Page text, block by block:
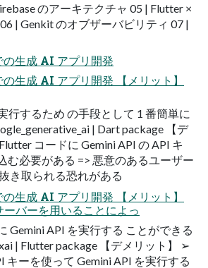
のアーキテクチャ 05 | Flutter ×
| Genkit のオブザーバビリティ 07 |
生成 AI アプリ開発
生成 AI アプリ開発 【メリット】
行するため の手段として 1 番簡単に
| Dart package 【デ
コードに Gemini API の API キ
む必要がある => 悪意のあるユーザー
き取られる恐れがある
生成 AI アプリ開発 【メリット】
バーを用いることによっ
Gemini API を実行する ことができる
| Flutter package 【デメリット】 ➢
キーを使って Gemini API を実行する